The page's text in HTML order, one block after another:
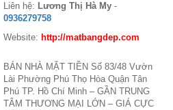
Liên hệ: Lương Thị Hà My -
0936279758
Website: http://matbangdep.com
BÁN NHÀ MẶT TIỀN Số 83/48 Vườn
Lài Phường Phú Thọ Hòa Quận Tân
Phú TP. Hồ Chí Minh – GẦN TRUNG
TÂM THƯƠNG MẠI LỚN – GIÁ CỰC